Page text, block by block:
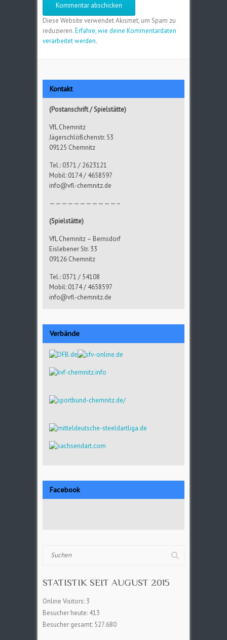
Diese Website verwendet Akismet, um Spam zu
reduzieren.Erfahre, wie deine Kommentardaten
verarbeitet werden.
Kontakt
(Postanschrift / Spielstätte)
VfL Chemnitz
Jägerschlößchenstr. 53
09125 Chemnitz
Tel.: 0371 / 2623121
Mobil: 0174 / 4658597
info@vfl-chemnitz.de
———————————–
(Spielstätte)
VfL Chemnitz – Bernsdorf
Eislebener Str. 33
09126 Chemnitz
Tel.: 0371 / 54108
Mobil: 0174 / 4658597
info@vfl-chemnitz.de
Verbände
Facebook
STATISTIK SEIT AUGUST 2015
Online Visitors: 3
Besucher heute: 413
Besucher gesamt: 527.680